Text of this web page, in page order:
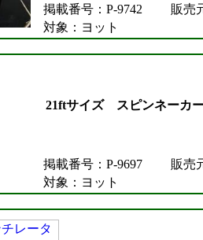
掲載番号：P-9742
販売
対象：ヨット
21ftサイズ スピンネーカ
掲載番号：P-9697
販売
対象：ヨット